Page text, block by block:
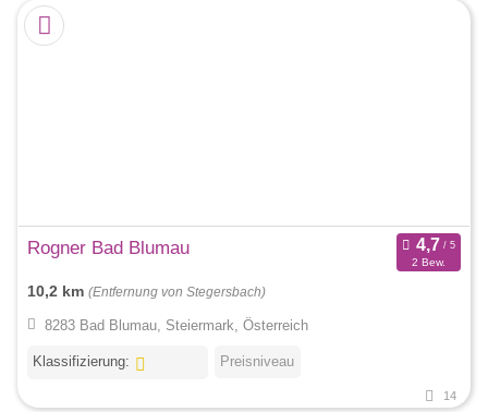
Rogner Bad Blumau
2 Bew.
10,2 km (Entfernung von Stegersbach)
8283 Bad Blumau, Steiermark, Österreich
Klassifizierung: Preisniveau
14